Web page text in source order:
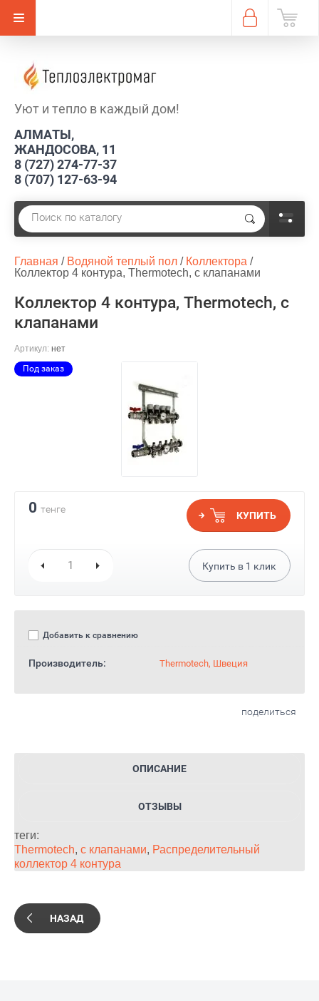
Уют и тепло в каждый дом!
АЛМАТЫ,
ЖАНДОСОВА, 11
8 (727) 274-77-37
8 (707) 127-63-94
Главная / Водяной теплый пол / Коллектора /
Коллектор 4 контура, Thermotech, с клапанами
Коллектор 4 контура, Thermotech, с
клапанами
Артикул: нет
Под заказ
0 тенге
КУПИТЬ
Купить в 1 клик
Добавить к сравнению
Производитель: Thermotech, Швеция
поделиться
ОПИСАНИЕ
ОТЗЫВЫ
теги:
Thermotech, с клапанами, Распределительный
коллектор 4 контура
НАЗАД